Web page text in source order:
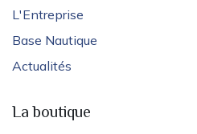
L'Entreprise
Base Nautique
Actualités
La boutique